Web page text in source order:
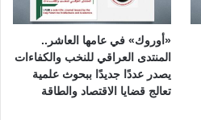
«أوروك» في عامها العاشر..
المنتدى العراقي للنخب والكفاءات
يصدر عددًا جديدًا ببحوث علمية
تعالج قضايا الاقتصاد والطاقة